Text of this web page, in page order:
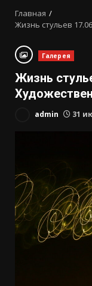
Главная
Жизнь стульев
Галерея
Жизнь
admin 31